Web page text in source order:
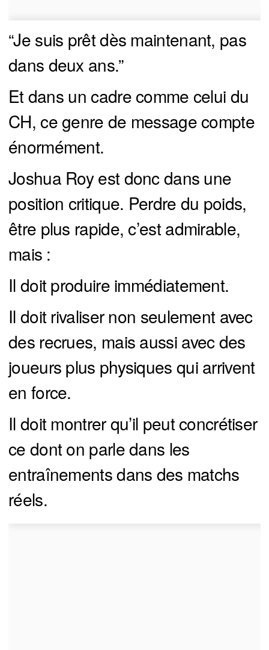
“Je suis prêt dès maintenant, pas
dans deux ans.”
Et dans un cadre comme celui du
CH, ce genre de message compte
énormément.
Joshua Roy est donc dans une
position critique. Perdre du poids,
être plus rapide, c’est admirable,
mais :
Il doit produire immédiatement.
Il doit rivaliser non seulement avec
des recrues, mais aussi avec des
joueurs plus physiques qui arrivent
en force.
Il doit montrer qu’il peut concrétiser
ce dont on parle dans les
entraînements dans des matchs
réels.